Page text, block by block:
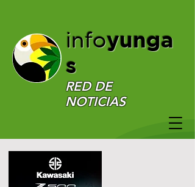
infoyunga
s
RED DE
NOTICIAS